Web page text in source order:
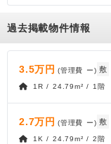
過去掲載物件情報
3.5万円 (管理費 ー) 敷
1R / 24.79m² / 1階
2.7万円 (管理費 ー) 敷
1K / 24.79m² / 2階